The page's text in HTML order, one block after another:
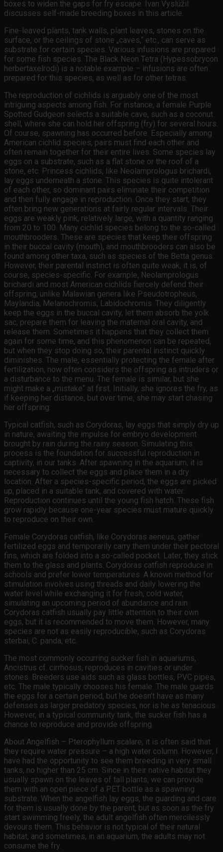
boxes to widen the gaps for fry escape. Ivan Vyslúžil
discusses self-made breeding boxes in this article.
Fine-leaved plants, tank walls, plant leaves, stones on the
surface, or the ceilings of stone „caves,“ etc., can serve as
substrate for certain species. Various infusions are prepared
for some fish species. The Black Neon Tetra (Hypessobrycon
herbertaxelrodi) is a notable example – infusions are often
prepared for this species, as well as for other tetras.
The reproduction of cichlids is arguably one of the most
intriguing aspects among fish. For instance, a female Purple
Spotted Gudgeon selects a suitable cave, such as a coconut
shell, where she can hold her offspring (fry) for several hours.
Of course, spawning has occurred before. Especially among
American cichlid species, pairs must find each other and
often remain together for their entire lives. Some species lay
eggs on a substrate, such as a flat stone or the roof of a
stone, etc. Princess cichlids, like Neolamprologus brichardi,
lay eggs underneath a stone. This species is quite intolerant
of each other, so dominant pairs eliminate their competition
and then fully engage in reproduction. Once they start, they
often bring new generations at fairly regular intervals. Their
eggs are weakly pink, relatively large, with a quantity ranging
from 20 to 100. Many cichlid species belong to the so-called
mouthbrooders. These are species that keep their offspring
in their buccal cavity (mouth), and mouthbrooders can also be
found among other taxa, such as species of the Betta genus.
However, their parental instinct is often quite weak; it is, of
course, species-specific. For example, Neolamprologus
brichardi and most American cichlids fiercely defend their
offspring, unlike Malawian genera like Pseudotropheus,
Maylandia, Melanochromis, Labidochromis. They diligently
keep the eggs in the buccal cavity, let them absorb the yolk
sac, prepare them for leaving the maternal oral cavity, and
release them. Sometimes it happens that they collect them
again for some time, and this phenomenon can be repeated,
but when they stop doing so, their parental instinct quickly
diminishes. The male, essentially protecting the female after
fertilization, now often considers the offspring as intruders or
a disturbance to the menu. The female is similar, but she
might make a „mistake“ at first. Initially, she ignores the fry, as
if keeping her distance, but over time, she may start chasing
her offspring.
Typical catfish, such as Corydoras, lay eggs that simply dry up
in nature, awaiting the impulse for embryo development
brought by rain during the rainy season. Simulating this
process is the foundation for successful reproduction in
captivity, in our tanks. After spawning in the aquarium, it is
necessary to collect the eggs and place them in a dry
location. After a species-specific period, the eggs are picked
up, placed in a suitable tank, and covered with water.
Reproduction continues until the young fish hatch. These fish
grow rapidly because one-year species must mature quickly
to reproduce on their own.
Female Corydoras catfish, like Corydoras aeneus, gather
fertilized eggs and temporarily carry them under their pectoral
fins, which are folded into a so-called pocket. Later, they stick
them to the glass and plants. Corydoras catfish reproduce in
schools and prefer lower temperatures. A known method for
stimulation involves using threads and daily lowering the
water level while exchanging it for fresh, cold water,
simulating an upcoming period of abundance and rain.
Corydoras catfish usually pay little attention to their own
eggs, but it is recommended to move them. However, many
species are not as easily reproducible, such as Corydoras
sterbai, C. panda, etc.
The most commonly occurring sucker fish in aquariums,
Ancistrus cf. cirrhosus, reproduces in cavities or under
stones. Breeders use aids such as glass bottles, PVC pipes,
etc. The male typically chooses his female. The male guards
the eggs for a certain period, but he doesn’t have as many
defenses as larger predatory species, nor is he as tenacious.
However, in a typical community tank, the sucker fish has a
chance to reproduce and provide offspring.
About Angelfish – Pterophyllum scalare, it is often said that
they require water pressure – a high water column. However, I
have had the opportunity to see them breeding in very small
tanks, no higher than 25 cm. Since in their native habitat they
usually spawn on the leaves of tall plants, we can provide
them with an open piece of a PET bottle as a spawning
substrate. When the angelfish lay eggs, the guarding and care
for them is usually done by the parent, but as soon as the fry
start swimming freely, the adult angelfish often mercilessly
devours them. This behavior is not typical of their natural
habitat, and sometimes, in an aquarium, the adults may not
consume the fry.